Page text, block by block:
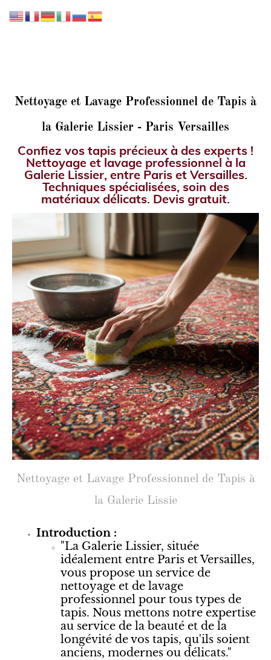
GALERIE LISSIER
Nettoyage et Lavage Professionnel de Tapis à
la Galerie Lissier - Paris Versailles
Confiez vos tapis précieux à des experts !
Nettoyage et lavage professionnel à la
Galerie Lissier, entre Paris et Versailles.
Techniques spécialisées, soin des
matériaux délicats. Devis gratuit.
Nettoyage et Lavage Professionnel de Tapis à
la Galerie Lissie
Introduction :
"La Galerie Lissier, située
idéalement entre Paris et Versailles,
vous propose un service de
nettoyage et de lavage
professionnel pour tous types de
tapis. Nous mettons notre expertise
au service de la beauté et de la
longévité de vos tapis, qu'ils soient
anciens, modernes ou délicats."